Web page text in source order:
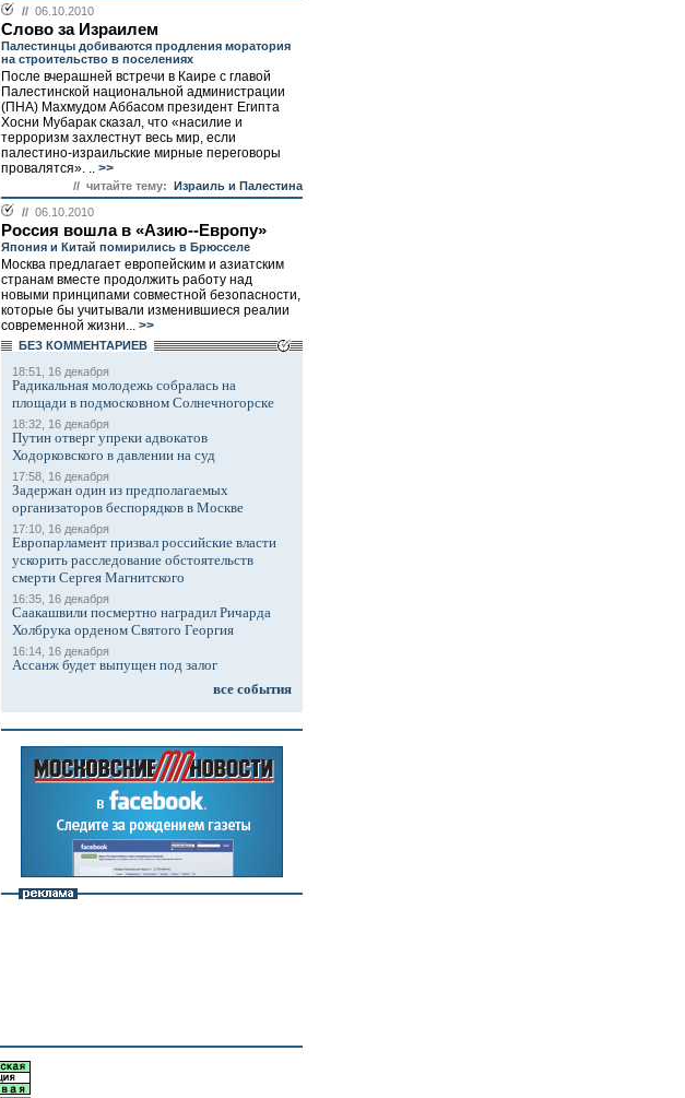
// 06.10.2010
Слово за Израилем
Палестинцы добиваются продления моратория
на строительство в поселениях
После вчерашней встречи в Каире с главой
Палестинской национальной администрации
(ПНА) Махмудом Аббасом президент Египта
Хосни Мубарак сказал, что «насилие и
терроризм захлестнут весь мир, если
палестино-израильские мирные переговоры
провалятся». .. >>
// читайте тему: Израиль и Палестина
// 06.10.2010
Россия вошла в «Азию--Европу»
Япония и Китай помирились в Брюсселе
Москва предлагает европейским и азиатским
странам вместе продолжить работу над
новыми принципами совместной безопасности,
которые бы учитывали изменившиеся реалии
современной жизни... >>
БЕЗ КОМMЕНТАРИЕВ
18:51, 16 декабря
Радикальная молодежь собралась на
площади в подмосковном Солнечногорске
18:32, 16 декабря
Путин отверг упреки адвокатов
Ходорковского в давлении на суд
17:58, 16 декабря
Задержан один из предполагаемых
организаторов беспорядков в Москве
17:10, 16 декабря
Европарламент призвал российские власти
ускорить расследование обстоятельств
смерти Сергея Магнитского
16:35, 16 декабря
Саакашвили посмертно наградил Ричарда
Холбрука орденом Святого Георгия
16:14, 16 декабря
Ассанж будет выпущен под залог
все события